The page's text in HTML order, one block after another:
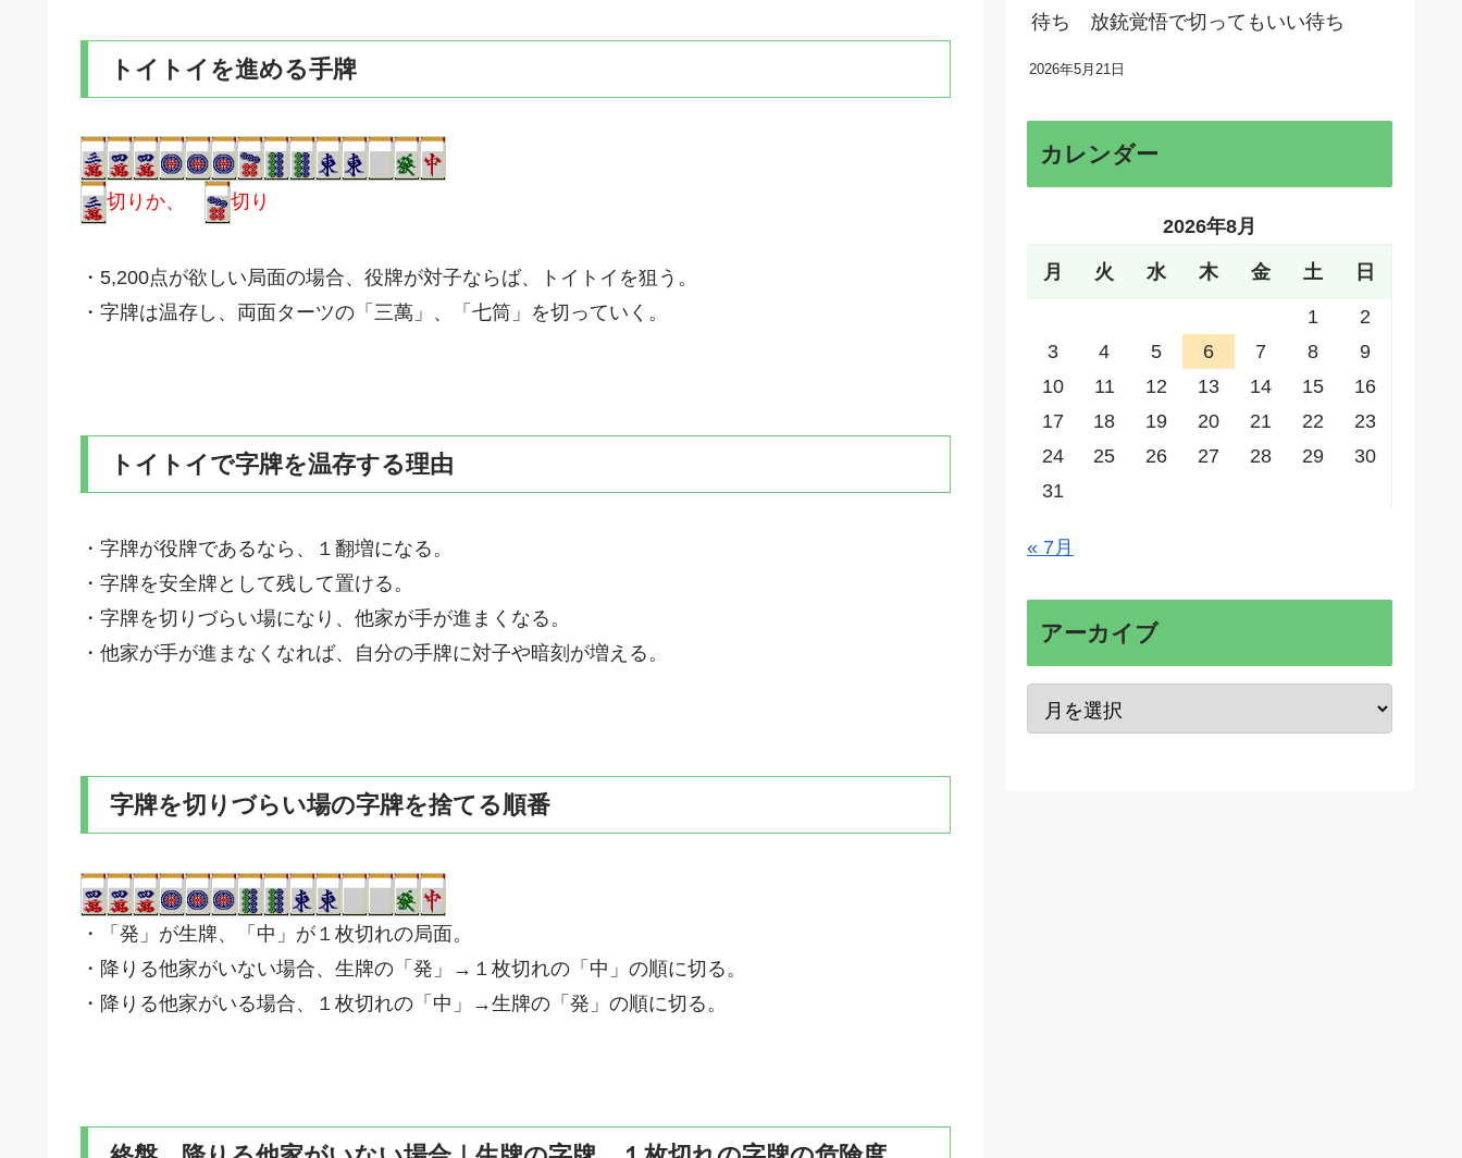
トイトイを進める手牌
切りか、 切り
・5,200点が欲しい局面の場合、役牌が対子ならば、トイトイを狙う。
・字牌は温存し、両面ターツの「三萬」、「七筒」を切っていく。
トイトイで字牌を温存する理由
・字牌が役牌であるなら、１翻増になる。
・字牌を安全牌として残して置ける。
・字牌を切りづらい場になり、他家が手が進まくなる。
・他家が手が進まなくなれば、自分の手牌に対子や暗刻が増える。
字牌を切りづらい場の字牌を捨てる順番
・「発」が生牌、「中」が１枚切れの局面。
・降りる他家がいない場合、生牌の「発」→１枚切れの「中」の順に切る。
・降りる他家がいる場合、１枚切れの「中」→生牌の「発」の順に切る。
待ち 放銃覚悟で切ってもいい待ち
2026年5月21日
カレンダー
2026年8月
月 火 水 木 金 土 日
1
2
3
4 5 6 7 8
9
10
11 12 13 14 15
16
17
18 19 20 21 22
23
24
25 26 27 28 29
30
31
« 7月
アーカイブ